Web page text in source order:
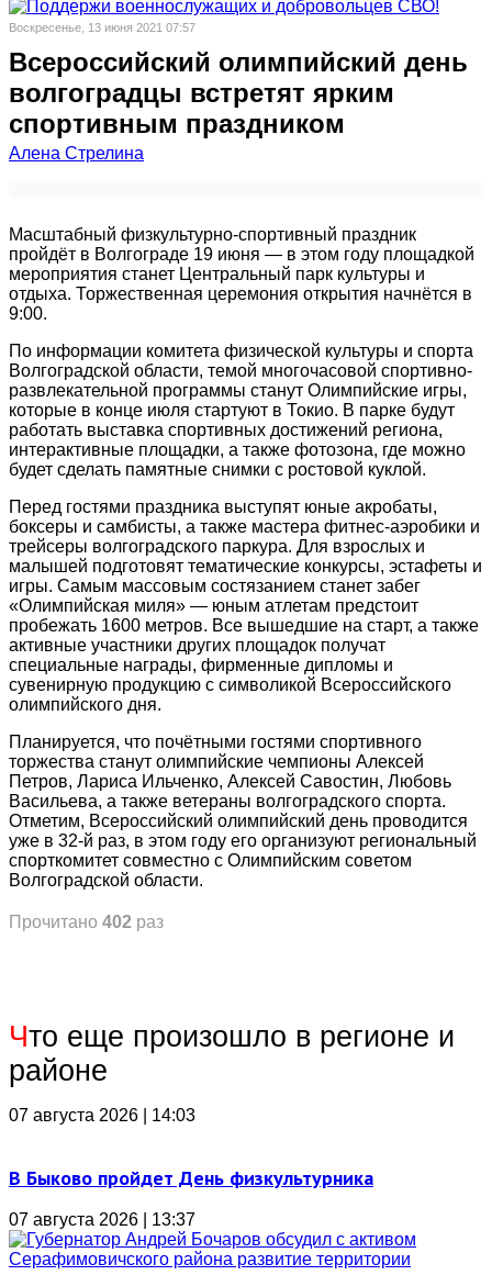
Воскресенье, 13 июня 2021 07:57
Всероссийский олимпийский день
волгоградцы встретят ярким
спортивным праздником
Алена Стрелина
Масштабный физкультурно-спортивный праздник
пройдёт в Волгограде 19 июня — в этом году площадкой
мероприятия станет Центральный парк культуры и
отдыха. Торжественная церемония открытия начнётся в
9:00.
По информации комитета физической культуры и спорта
Волгоградской области, темой многочасовой спортивно-
развлекательной программы станут Олимпийские игры,
которые в конце июля стартуют в Токио. В парке будут
работать выставка спортивных достижений региона,
интерактивные площадки, а также фотозона, где можно
будет сделать памятные снимки с ростовой куклой.
Перед гостями праздника выступят юные акробаты,
боксеры и самбисты, а также мастера фитнес-аэробики и
трейсеры волгоградского паркура. Для взрослых и
малышей подготовят тематические конкурсы, эстафеты и
игры. Самым массовым состязанием станет забег
«Олимпийская миля» — юным атлетам предстоит
пробежать 1600 метров. Все вышедшие на старт, а также
активные участники других площадок получат
специальные награды, фирменные дипломы и
сувенирную продукцию с символикой Всероссийского
олимпийского дня.
Планируется, что почётными гостями спортивного
торжества станут олимпийские чемпионы Алексей
Петров, Лариса Ильченко, Алексей Савостин, Любовь
Васильева, а также ветераны волгоградского спорта.
Отметим, Всероссийский олимпийский день проводится
уже в 32-й раз, в этом году его организуют региональный
спорткомитет совместно с Олимпийским советом
Волгоградской области.
Прочитано 402 раз
Что еще произошло в регионе и
районе
07 августа 2026 | 14:03
В Быково пройдет День физкультурника
07 августа 2026 | 13:37